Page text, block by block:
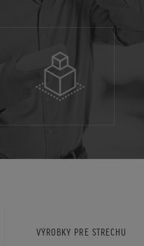
VÝROBKY PRE STRECHU